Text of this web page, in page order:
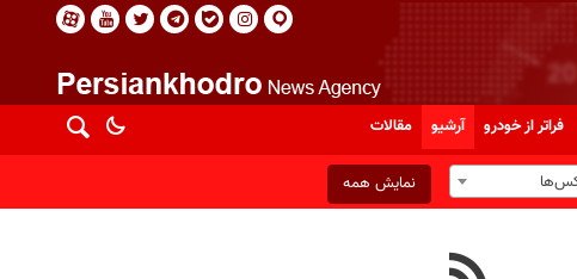
فراتر از خودرو آرشیو مقالات
نمایش همه